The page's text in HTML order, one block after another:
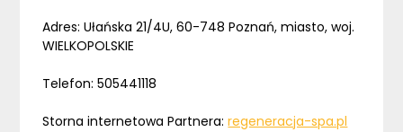
Adres: Ułańska 21/4U, 60-748 Poznań, miasto, woj.
WIELKOPOLSKIE
Telefon: 505441118
Storna internetowa Partnera:regeneracja-spa.pl